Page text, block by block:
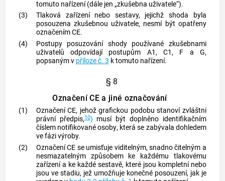
tomuto nařízení (dále jen „zkušebna uživatele“).
(3)
Tlaková zařízení nebo sestavy, jejichž shoda byla
posouzena zkušebnou uživatele, nesmí být opatřeny
označením CE.
(4)
Postupy posuzování shody používané zkušebnami
uživatelů odpovídají postupům A1, C1, F a G,
popsaným v příloze č. 3 k tomuto nařízení.
§ 8
Označení CE a jiné označování
(1)
Označení CE, jehož grafickou podobu stanoví zvláštní
právní předpis,10) musí být doplněno identifikačním
číslem notifikované osoby, která se zabývala dohledem
ve fázi výroby.
(2)
Označení CE se umisťuje viditelným, snadno čitelným a
nesmazatelným způsobem ke každému tlakovému
zařízení a ke každé sestavě, které jsou kompletní nebo
jsou ve stadiu, jež umožňuje konečné posouzení, jak je